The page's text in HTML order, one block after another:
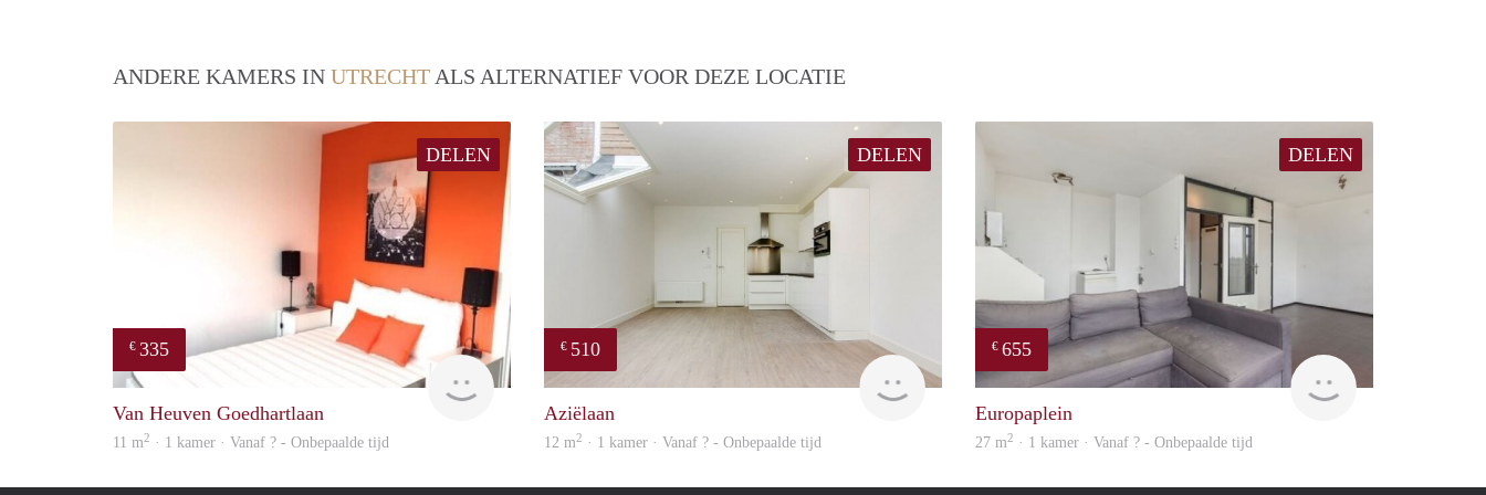
ANDERE KAMERS IN UTRECHT ALS ALTERNATIEF VOOR DEZE LOCATIE
DELEN
€ 335
finder
Van Heuven Goedhartlaan
11 m2 · 1 kamer · Vanaf ? - Onbepaalde tijd
DELEN
€ 510
Aziëlaan
12 m2 · 1 kamer · Vanaf ? - Onbepaalde tijd
DELEN
€ 655
Europaplein
27 m2 · 1 kamer · Vanaf ? - Onbepaalde tijd